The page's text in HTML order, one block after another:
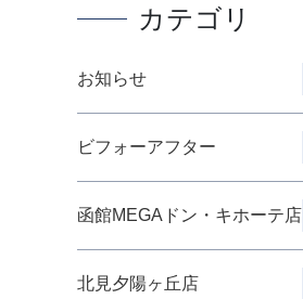
カテゴリ
お知らせ
ビフォーアフター
函館MEGAドン・キホーテ店
北見夕陽ヶ丘店